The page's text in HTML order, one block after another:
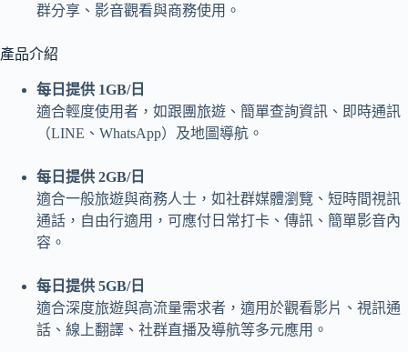
群分享、影音觀看與商務使用。
產品介紹
每日提供 1GB/日
適合輕度使用者，如跟團旅遊、簡單查詢資訊、即時通訊
（LINE、WhatsApp）及地圖導航。
每日提供 2GB/日
適合一般旅遊與商務人士，如社群媒體瀏覽、短時間視訊
通話，自由行適用，可應付日常打卡、傳訊、簡單影音內
容。
每日提供 5GB/日
適合深度旅遊與高流量需求者，適用於觀看影片、視訊通
話、線上翻譯、社群直播及導航等多元應用。